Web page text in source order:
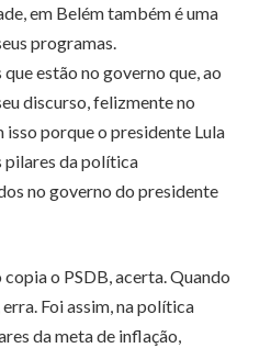
em Belém também é uma
programas.
estão no governo que, ao
discurso, felizmente no
porque o presidente Lula
pilares da política
no governo do presidente
o PSDB, acerta. Quando
Foi assim, na política
da meta de inflação,